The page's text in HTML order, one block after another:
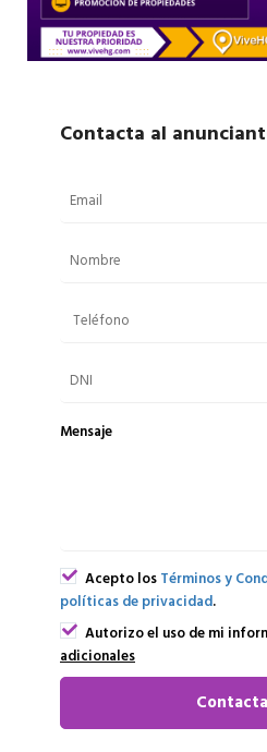
Contacta al
Mensaje
Acepto losTérminos y
políticas de privacidad.
Autorizo el uso de mi
adicionales